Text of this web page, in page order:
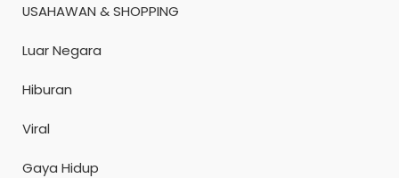
USAHAWAN & SHOPPING
Luar Negara
Hiburan
Viral
Gaya Hidup